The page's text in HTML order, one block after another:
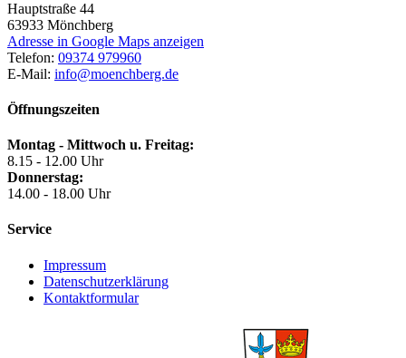
Hauptstraße 44
63933 Mönchberg
Adresse in Google Maps anzeigen
Telefon: 09374 979960
E-Mail: info@moenchberg.de
Öffnungszeiten
Montag - Mittwoch u. Freitag:
8.15 - 12.00 Uhr
Donnerstag:
14.00 - 18.00 Uhr
Service
Impressum
Datenschutzerklärung
Kontaktformular